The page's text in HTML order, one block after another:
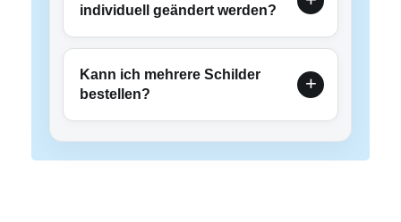
individuell geändert werden?
Kann ich mehrere Schilder
bestellen?